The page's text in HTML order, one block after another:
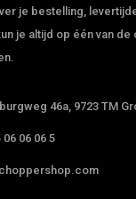
je bestelling,
je altijd op één van
46a, 9723 TM
06 06 06 5